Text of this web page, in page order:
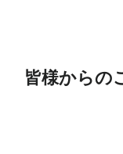
皆様からの